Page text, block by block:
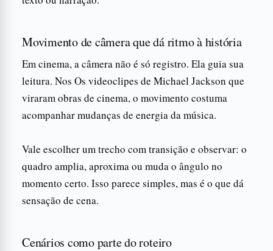
Movimento de câmera que dá ritmo à história
Em cinema, a câmera não é só registro. Ela guia sua
leitura. Nos Os videoclipes de Michael Jackson que
viraram obras de cinema, o movimento costuma
acompanhar mudanças de energia da música.
Vale escolher um trecho com transição e observar: o
quadro amplia, aproxima ou muda o ângulo no
momento certo. Isso parece simples, mas é o que dá
sensação de cena.
Cenários como parte do roteiro